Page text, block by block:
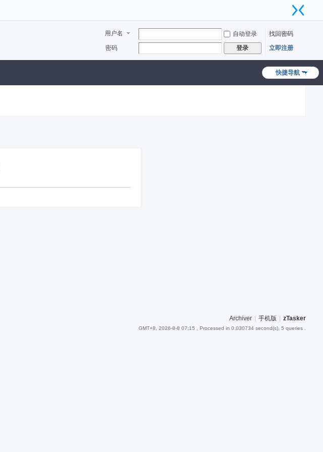
用户名 自动登录
找回密码
密码
登录 立即注册
快捷导航
Archiver 手机版 zTasker
GMT+8, 2026-8-8 07:15 , Processed in 0.030734 second(s), 5 queries .